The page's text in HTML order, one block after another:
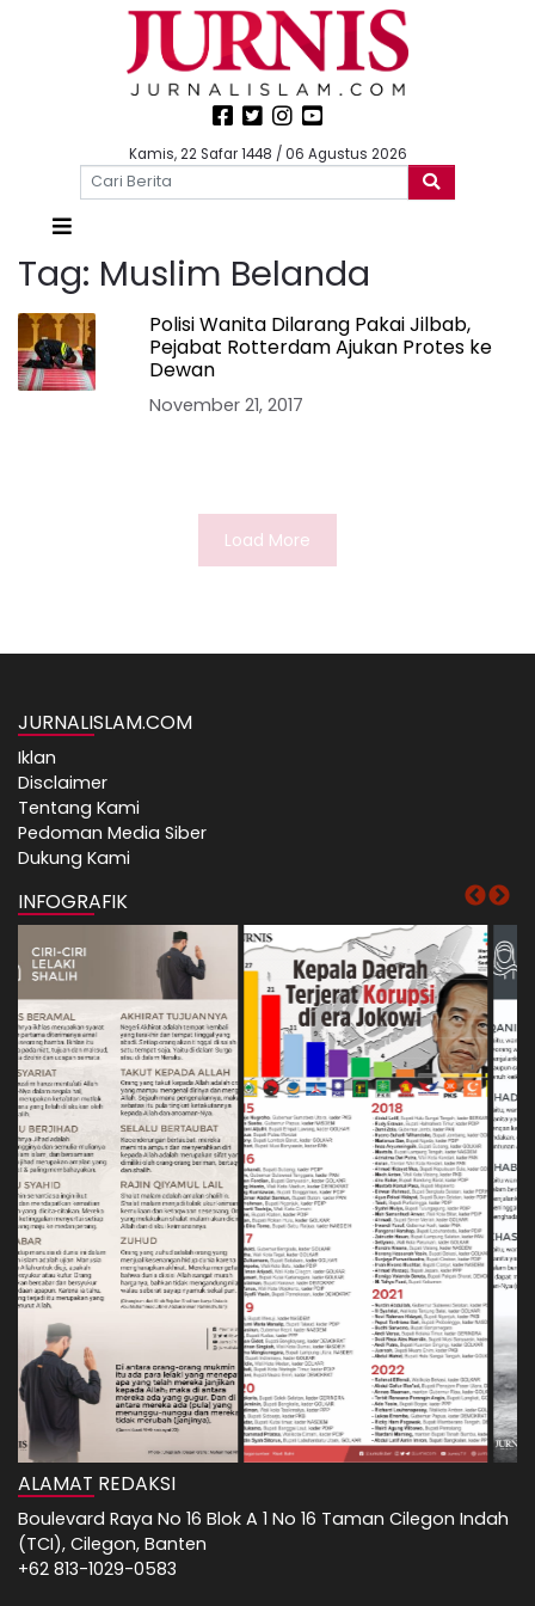
Kamis, 22 Safar 1448 / 06 Agustus 2026
Tag: Muslim Belanda
Polisi Wanita Dilarang Pakai Jilbab,
Pejabat Rotterdam Ajukan Protes ke
Dewan
November 21, 2017
Load More
JURNALISLAM.COM
Iklan
Disclaimer
Tentang Kami
Pedoman Media Siber
Dukung Kami
INFOGRAFIK
ALAMAT REDAKSI
Boulevard Raya No 16 Blok A 1 No 16 Taman Cilegon Indah
(TCI), Cilegon, Banten
+62 813-1029-0583